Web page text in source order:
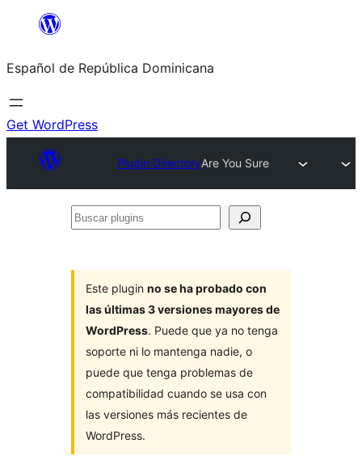
Saltar
contenido
Español de República Dominicana
Get WordPress
Plugin DirectoryAre You Sure
Buscar
Este plugin no se ha probado con
las últimas 3 versiones mayores de
WordPress. Puede que ya no tenga
soporte ni lo mantenga nadie, o
puede que tenga problemas de
compatibilidad cuando se usa con
las versiones más recientes de
WordPress.